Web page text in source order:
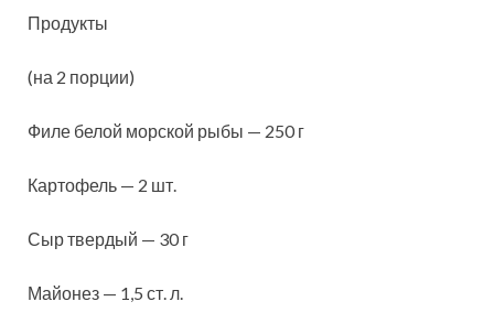
Продукты
(на 2 порции)
Филе белой морской рыбы — 250 г
Картофель — 2 шт.
Сыр твердый — 30 г
Майонез — 1,5 ст. л.